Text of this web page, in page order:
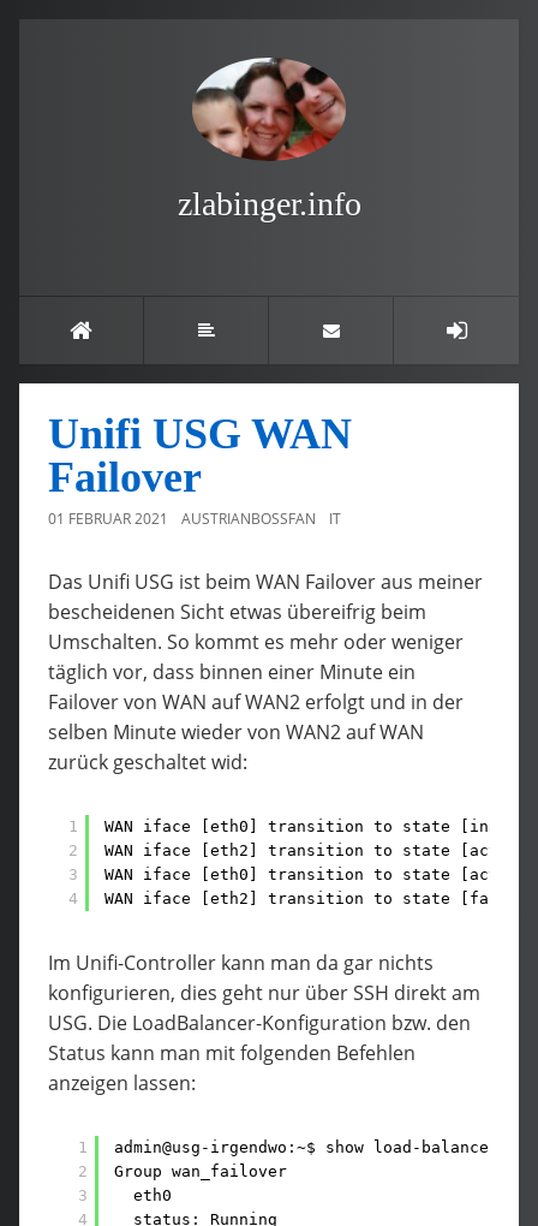
zlabinger.info
Unifi USG WAN
Failover
01 FEBRUAR 2021 AUSTRIANBOSSFAN IT
Das Unifi USG ist beim WAN Failover aus meiner
bescheidenen Sicht etwas übereifrig beim
Umschalten. So kommt es mehr oder weniger
täglich vor, dass binnen einer Minute ein
Failover von WAN auf WAN2 erfolgt und in der
selben Minute wieder von WAN2 auf WAN
zurück geschaltet wid:
1
2
3
4
WAN iface [eth0] transition to state
WAN iface [eth2] transition to state [active]
WAN iface [eth0] transition to state [active]
WAN iface [eth2] transition to state
Im Unifi-Controller kann man da gar nichts
konfigurieren, dies geht nur über SSH direkt am
USG. Die LoadBalancer-Konfiguration bzw. den
Status kann man mit folgenden Befehlen
anzeigen lassen:
1
2
3
4
admin@usg-irgendwo:~$ show load-balance
Group wan_failover
eth0
status: Running